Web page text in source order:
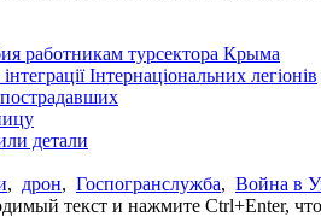
работникам турсектора Крыма
Інтернаціональних легіонів
детали
, дрон, Госпогранслужба, Война в
текст и нажмите Ctrl+Enter,